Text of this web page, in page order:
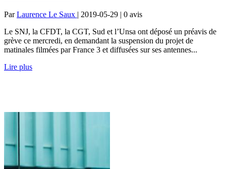
ParLaurence Le Saux | 2019-05-29 | 0 avis
Le SNJ, la CFDT, la CGT, Sud et l’Unsa ont déposé un préavis de
grève ce mercredi, en demandant la suspension du projet de
matinales filmées par France 3 et diffusées sur ses antennes...
Lire plus